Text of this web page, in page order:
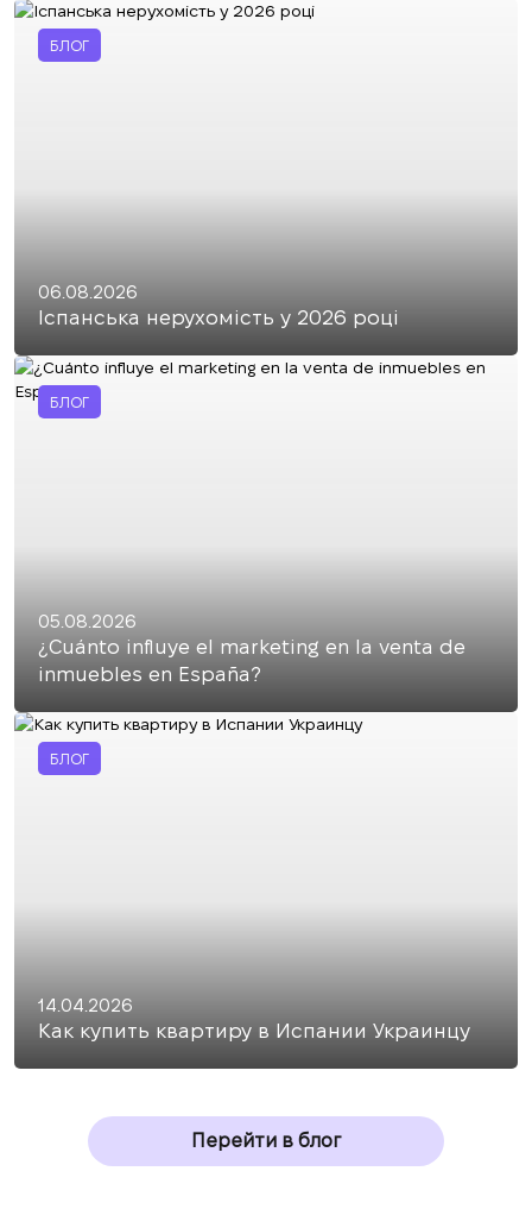
БЛОГ
06.08.2026
Іспанська нерухомість у 2026 році
БЛОГ
05.08.2026
¿Cuánto influye el marketing en la venta de
inmuebles en España?
БЛОГ
14.04.2026
Как купить квартиру в Испании Украинцу
Перейти в блог